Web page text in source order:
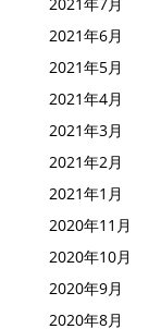
2021年8月
2021年7月
2021年6月
2021年5月
2021年4月
2021年3月
2021年2月
2021年1月
2020年11月
2020年10月